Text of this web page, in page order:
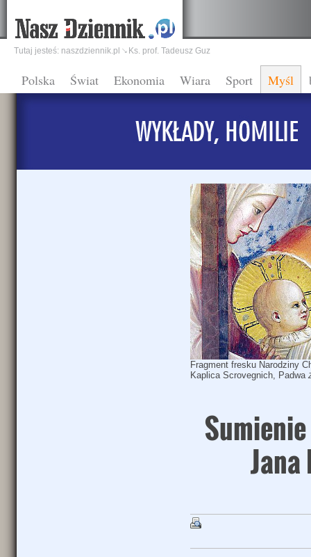
Polska Świat Ekonomia Wiara Sport Myśl
Tutaj jesteś: naszdziennik.pl Ks. prof. Tadeusz Guz
Fragment fresku Narodziny
Kaplica Scrovegnich, Padwa
Jana